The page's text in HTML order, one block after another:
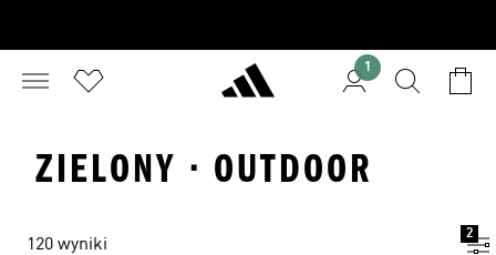
1
ZIELONY · OUTDOOR
120 wyniki
2